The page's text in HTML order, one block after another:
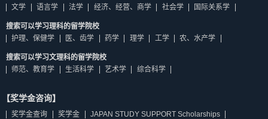
文学
语言学 法学 经济、经营、商学 社会学 国际关系学
搜索可以学习理科的留学院校
护理、保健学
医、齿学 药学 理学 工学 农、水产学
搜索可以学习文理科的留学院校
师范、教育学
生活科学 艺术学 综合科学
【奖学金咨询】
奖学金查询 奖学金 JAPAN STUDY SUPPORT Scholarships